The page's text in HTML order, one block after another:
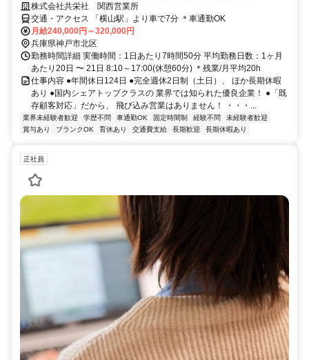
株式会社共栄社 関西営業所
交通・アクセス 「横山駅」より車で7分 ＊車通勤OK
月給240,000円～320,000円
兵庫県神戸市北区
勤務時間詳細 実働時間：1日あたり7時間50分 平均勤務日数：1ヶ月
あたり20日 〜 21日 8:10～17:00(休憩60分) ＊残業/月平均20h
仕事内容 ●年間休日124日 ●完全週休2日制（土日）、 ほか長期休暇
あり ●国内シェアトップクラスの 業界では知られた優良企業！ ●「既
存顧客対応」だから、 飛び込み営業はありません！ ・・・...
業界未経験者歓迎 学歴不問 車通勤OK 固定時間制 経験不問
未経験者歓迎
賞与あり
ブランクOK 育休あり 交通費支給 長期歓迎 長期休暇あり
正社員